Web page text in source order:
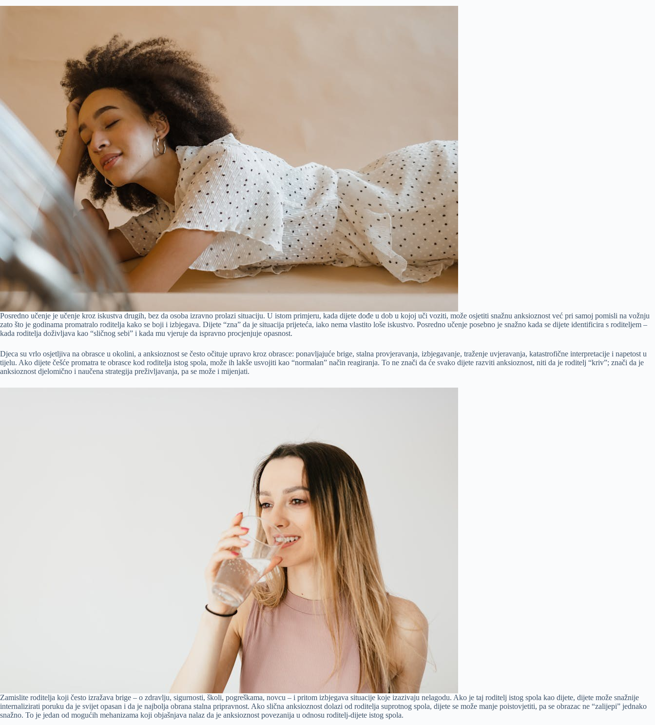
Posredno učenje je učenje kroz iskustva drugih, bez da osoba izravno prolazi situaciju. U istom primjeru, kada dijete dođe u dob u kojoj uči voziti, može osjetiti snažnu anksioznost već pri samoj pomisli na vožnju
zato što je godinama promatralo roditelja kako se boji i izbjegava. Dijete “zna” da je situacija prijeteća, iako nema vlastito loše iskustvo. Posredno učenje posebno je snažno kada se dijete identificira s roditeljem –
kada roditelja doživljava kao “sličnog sebi” i kada mu vjeruje da ispravno procjenjuje opasnost.
Djeca su vrlo osjetljiva na obrasce u okolini, a anksioznost se često očituje upravo kroz obrasce: ponavljajuće brige, stalna provjeravanja, izbjegavanje, traženje uvjeravanja, katastrofične interpretacije i napetost u
tijelu. Ako dijete češće promatra te obrasce kod roditelja istog spola, može ih lakše usvojiti kao “normalan” način reagiranja. To ne znači da će svako dijete razviti anksioznost, niti da je roditelj “kriv”; znači da je
anksioznost djelomično i naučena strategija preživljavanja, pa se može i mijenjati.
Zamislite roditelja koji često izražava brige – o zdravlju, sigurnosti, školi, pogreškama, novcu – i pritom izbjegava situacije koje izazivaju nelagodu. Ako je taj roditelj istog spola kao dijete, dijete može snažnije
internalizirati poruku da je svijet opasan i da je najbolja obrana stalna pripravnost. Ako slična anksioznost dolazi od roditelja suprotnog spola, dijete se može manje poistovjetiti, pa se obrazac ne “zalijepi” jednako
snažno. To je jedan od mogućih mehanizama koji objašnjava nalaz da je anksioznost povezanija u odnosu roditelj-dijete istog spola.